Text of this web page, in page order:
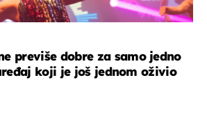
previše dobre za samo jedno
koji je još jednom oživio